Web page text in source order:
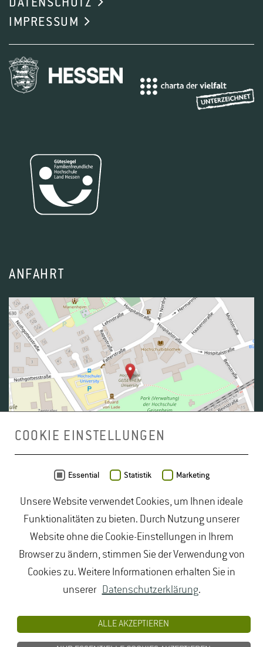
DATENSCHUTZ
IMPRESSUM
ANFAHRT
OpenStreetMap- Veröffentlicht unterODbL
duales Studium Gartenbau| Gartenbau Studium|
Lebensmittelrecht Studium|Lebensmittelsicherheit
Studium| Naturschutz Studium|Oenologie
Studium| Studiengang Logistik|Studiengänge
Lebensmittel |Studiengänge Natur| Studiengänge
Studium Landschaftsarchitektur
Studium Lebensmittel|Studium
COOKIE EINSTELLUNGEN
Essential Statistik Marketing
Unsere Website verwendet Cookies, um Ihnen ideale
Funktionalitäten zu bieten. Durch Nutzung unserer
Website ohne die Cookie-Einstellungen in Ihrem
Browser zu ändern, stimmen Sie der Verwendung von
Cookies zu. Weitere Informationen erhalten Sie in
unserer Datenschutzerklärung.
ALLE AKZEPTIEREN